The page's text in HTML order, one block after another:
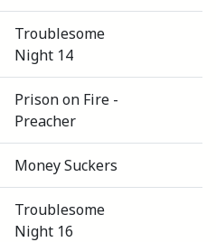
Troublesome
Night 14
Prison on Fire -
Preacher
Money Suckers
Troublesome
Night 16